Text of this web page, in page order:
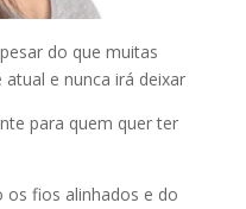
do que muitas
e nunca irá deixar
para quem quer ter
os fios alinhados e do